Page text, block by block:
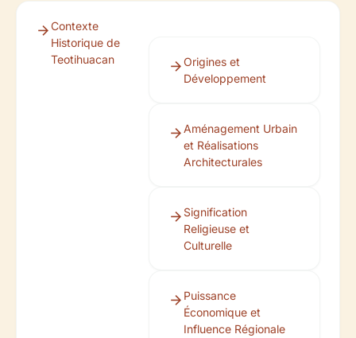
Contexte
Historique de
Teotihuacan
Origines et
Développement
Aménagement Urbain
et Réalisations
Architecturales
Signification
Religieuse et
Culturelle
Puissance
Économique et
Influence Régionale